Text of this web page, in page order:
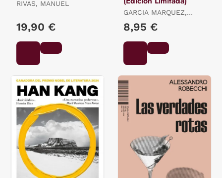
RIVAS, MANUEL
19,90 €
GARCIA MARQUEZ,
8,95 €